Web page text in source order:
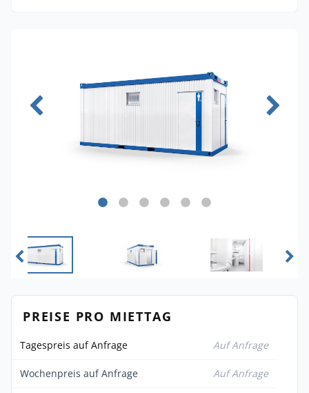
PREISE PRO MIETTAG
Tagespreis auf Anfrage Auf Anfrage
Wochenpreis auf Anfrage Auf Anfrage